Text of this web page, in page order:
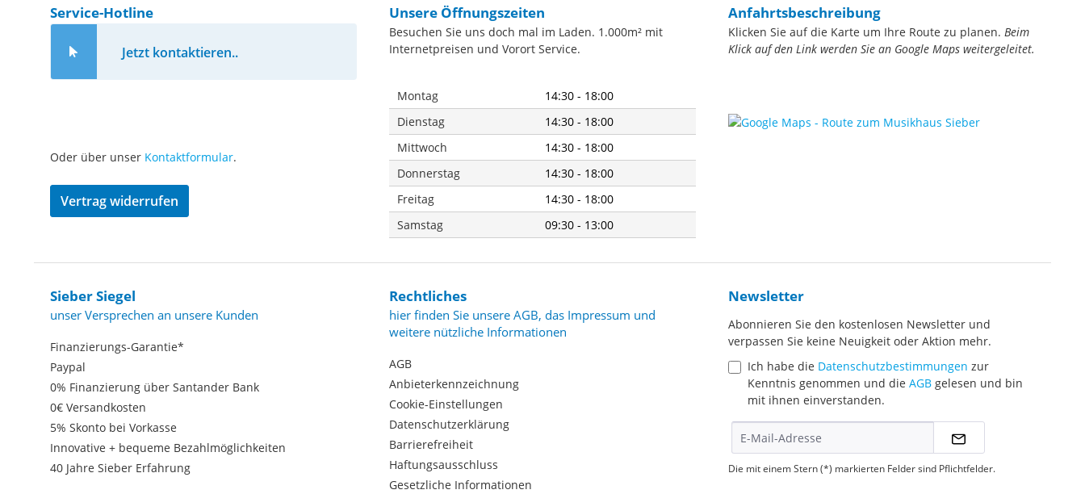
Service-Hotline
Jetzt kontaktieren..
Oder über unser Kontaktformular.
Vertrag widerrufen
Unsere Öffnungszeiten
Besuchen Sie uns doch mal im Laden. 1.000m² mit
Internetpreisen und Vorort Service.
Montag
14:30 - 18:00
Dienstag
14:30 - 18:00
Mittwoch
14:30 - 18:00
Donnerstag
14:30 - 18:00
Freitag
14:30 - 18:00
Samstag
09:30 - 13:00
Anfahrtsbeschreibung
Klicken Sie auf die Karte um Ihre Route zu planen. Beim
Klick auf den Link werden Sie an Google Maps weitergeleitet.
Sieber Siegel
unser Versprechen an unsere Kunden
Finanzierungs-Garantie*
Paypal
0% Finanzierung über Santander Bank
0€ Versandkosten
5% Skonto bei Vorkasse
Innovative + bequeme Bezahlmöglichkeiten
40 Jahre Sieber Erfahrung
Rechtliches
hier finden Sie unsere AGB, das Impressum und
weitere nützliche Informationen
AGB
Anbieterkennzeichnung
Cookie-Einstellungen
Datenschutzerklärung
Barrierefreiheit
Haftungsausschluss
Gesetzliche Informationen
Newsletter
Abonnieren Sie den kostenlosen Newsletter und
verpassen Sie keine Neuigkeit oder Aktion mehr.
Ich habe die Datenschutzbestimmungen zur
Kenntnis genommen und die AGB gelesen und bin
mit ihnen einverstanden.
Die mit einem Stern (*) markierten Felder sind Pflichtfelder.